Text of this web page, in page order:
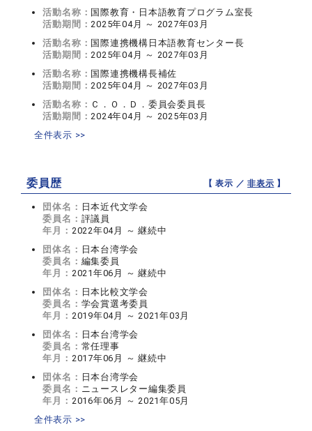
活動名称： 国際教育・日本語教育プログラム室長
活動期間：2025年04月 ～ 2027年03月
活動名称： 国際連携機構日本語教育センター長
活動期間：2025年04月 ～ 2027年03月
活動名称： 国際連携機構長補佐
活動期間：2025年04月 ～ 2027年03月
活動名称： Ｃ．Ｏ．Ｄ．委員会委員長
活動期間：2024年04月 ～ 2025年03月
全件表示 >>
委員歴 【 表示 ／非表示 】
団体名： 日本近代文学会
委員名： 評議員
年月： 2022年04月 ～ 継続中
団体名： 日本台湾学会
委員名： 編集委員
年月： 2021年06月 ～ 継続中
団体名： 日本比較文学会
委員名： 学会賞選考委員
年月： 2019年04月 ～ 2021年03月
団体名： 日本台湾学会
委員名： 常任理事
年月： 2017年06月 ～ 継続中
団体名： 日本台湾学会
委員名： ニュースレター編集委員
年月： 2016年06月 ～ 2021年05月
全件表示 >>